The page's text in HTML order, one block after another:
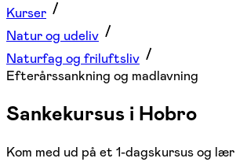
Kurser
Natur og udeliv
Naturfag og friluftsliv
Efterårssankning og madlavning
Sankekursus i Hobro
Kom med ud på et 1-dagskursus og